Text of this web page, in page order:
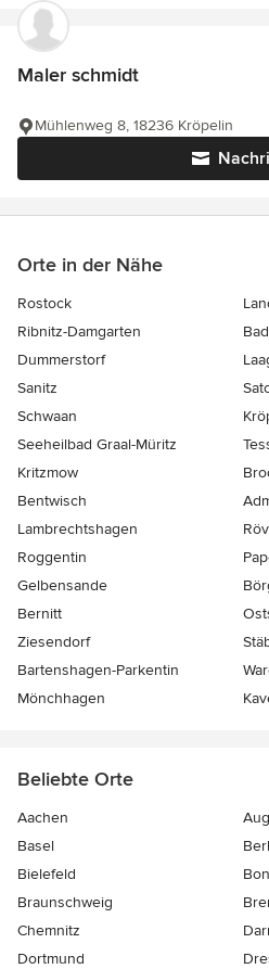
Maler schmidt
Mühlenweg 8, 18236 Kröpelin
Orte in der Nähe
Rostock
Ribnitz-Damgarten
Dummerstorf
Sanitz
Schwaan
Seeheilbad Graal-Müritz
Kritzmow
Bentwisch
Lambrechtshagen
Roggentin
Gelbensande
Bernitt
Ziesendorf
Bartenshagen-Parkentin
Mönchhagen
Beliebte Orte
Aachen
Basel
Bielefeld
Braunschweig
Chemnitz
Dortmund